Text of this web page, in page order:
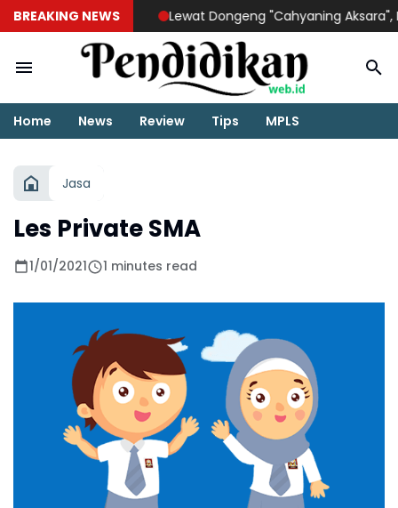
BREAKING NEWSLewat Dongeng "Cahyaning Aksara", Ridwan
Home News Review Tips MPLS
Jasa
Les Private SMA
1/01/2021 1 minutes read